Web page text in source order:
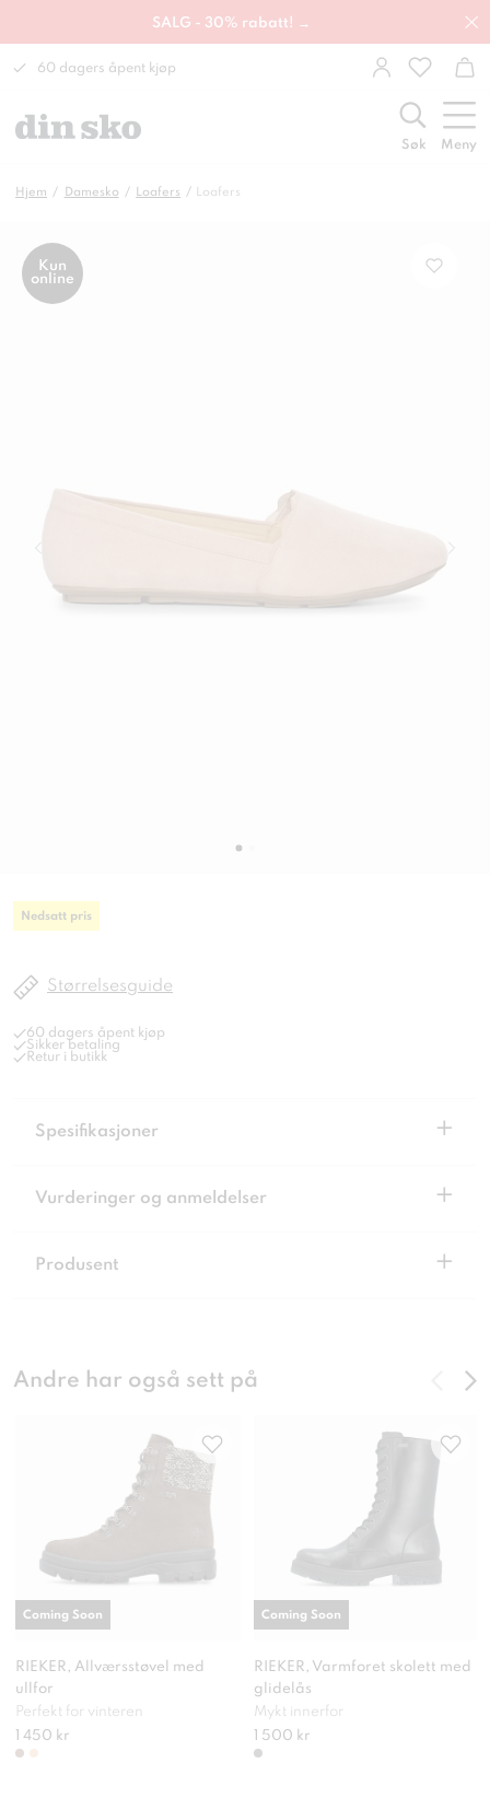
SALG - 30% rabatt! →
60 dagers åpent kjøp
Søk Meny
Hjem Damesko Loafers Loafers
Kun
online
Nedsatt pris
Størrelsesguide
60 dagers åpent kjøp
Sikker betaling
Retur i butikk
Spesifikasjoner +
Vurderinger og anmeldelser +
Produsent +
Andre har også sett på
RIEKER, Allværsstøvel med
ullfor
Perfekt for vinteren
1 450 kr
Coming Soon
RIEKER, Varmforet skolett med
glidelås
Mykt innerfor
1 500 kr
Coming Soon